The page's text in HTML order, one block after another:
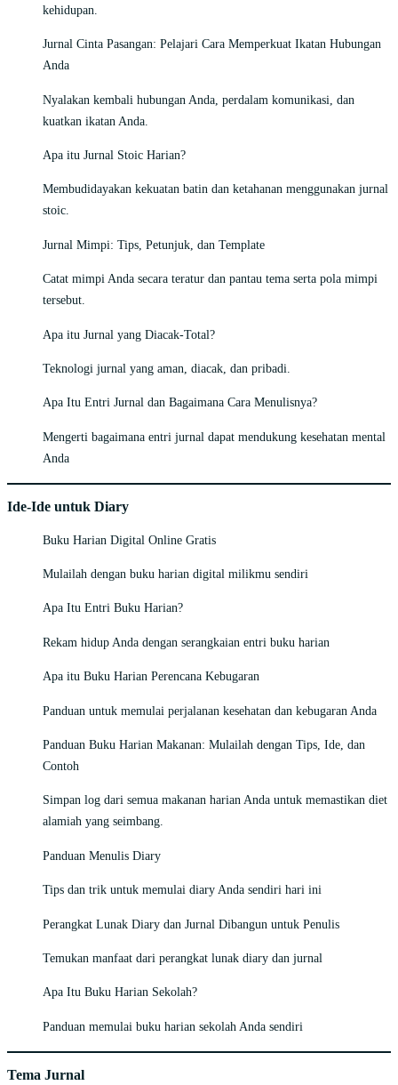
kehidupan.
Jurnal Cinta Pasangan: Pelajari Cara Memperkuat Ikatan Hubungan
Anda
Nyalakan kembali hubungan Anda, perdalam komunikasi, dan
kuatkan ikatan Anda.
Apa itu Jurnal Stoic Harian?
Membudidayakan kekuatan batin dan ketahanan menggunakan jurnal
stoic.
Jurnal Mimpi: Tips, Petunjuk, dan Template
Catat mimpi Anda secara teratur dan pantau tema serta pola mimpi
tersebut.
Apa itu Jurnal yang Diacak-Total?
Teknologi jurnal yang aman, diacak, dan pribadi.
Apa Itu Entri Jurnal dan Bagaimana Cara Menulisnya?
Mengerti bagaimana entri jurnal dapat mendukung kesehatan mental
Anda
Ide-Ide untuk Diary
Buku Harian Digital Online Gratis
Mulailah dengan buku harian digital milikmu sendiri
Apa Itu Entri Buku Harian?
Rekam hidup Anda dengan serangkaian entri buku harian
Apa itu Buku Harian Perencana Kebugaran
Panduan untuk memulai perjalanan kesehatan dan kebugaran Anda
Panduan Buku Harian Makanan: Mulailah dengan Tips, Ide, dan
Contoh
Simpan log dari semua makanan harian Anda untuk memastikan diet
alamiah yang seimbang.
Panduan Menulis Diary
Tips dan trik untuk memulai diary Anda sendiri hari ini
Perangkat Lunak Diary dan Jurnal Dibangun untuk Penulis
Temukan manfaat dari perangkat lunak diary dan jurnal
Apa Itu Buku Harian Sekolah?
Panduan memulai buku harian sekolah Anda sendiri
Tema Jurnal